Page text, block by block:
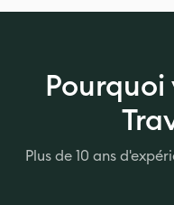
Plus de 10 ans